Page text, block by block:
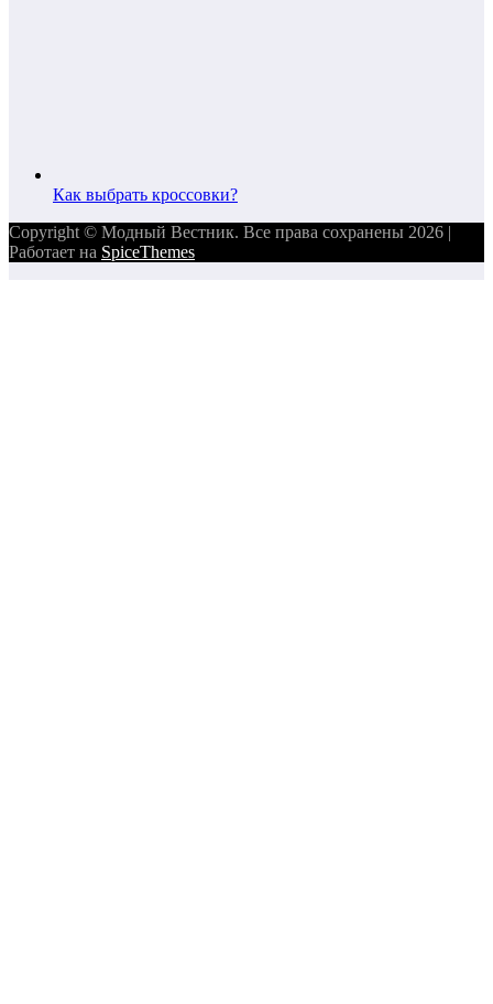
Как выбрать кроссовки?
Copyright © Модный Вестник. Все права сохранены 2026 |
Работает на SpiceThemes